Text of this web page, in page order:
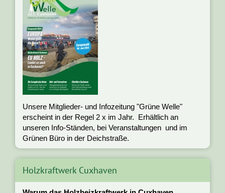
Unsere Mitglieder- und Infozeitung "Grüne Welle"
erscheint in der Regel 2 x im Jahr. Erhältlich an
unseren Info-Ständen, bei Veranstaltungen und im
Grünen Büro in der Deichstraße.
Holzkraftwerk Cuxhaven